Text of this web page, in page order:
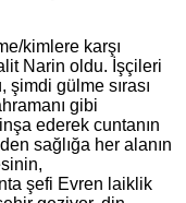
kimlere karşı
Narin oldu. İşçileri
gülme sırası
gibi
ederek cuntanın
sağlığa her alanın
şefi Evren laiklik